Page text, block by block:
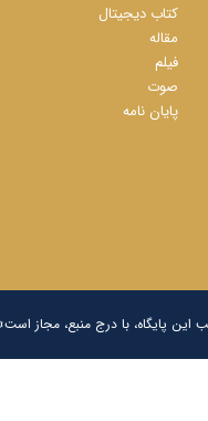
کتاب دیجیتال
مقاله
فیلم
صوت
پایان نامه
این پایگاه، با درج منبع، مجاز است»